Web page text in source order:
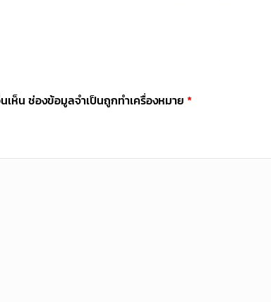
เห็น ช่องข้อมูลจำเป็นถูกทำเครื่องหมาย *